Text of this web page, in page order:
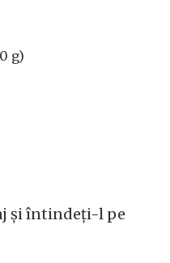
g)
și întindeți-l pe